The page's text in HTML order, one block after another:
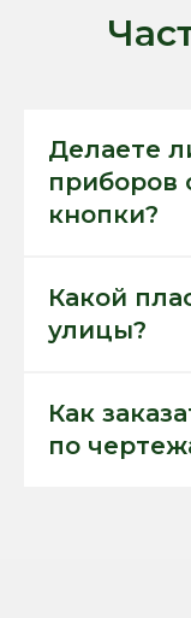
Делаете
приборов
кнопки?
Какой
улицы?
Как
по